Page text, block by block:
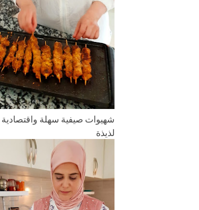
شهيوات صيفية سهلة واقتصادية
لذيذة